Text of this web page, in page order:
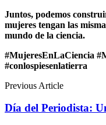
Juntos, podemos
mujeres tengan las
mundo de la ciencia.
#MujeresEnLaCiencia
#conlospiesenlatierra
Previous Article
Día del Periodista: